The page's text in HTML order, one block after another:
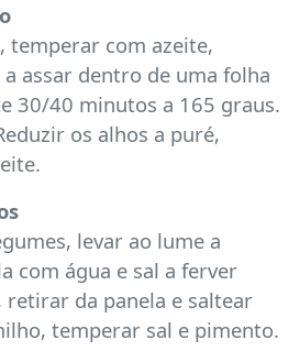
temperar com azeite,
assar dentro de uma folha
30/40 minutos a 165 graus.
os alhos a puré,
levar ao lume a
com água e sal a ferver
da panela e saltear
temperar sal e pimento.